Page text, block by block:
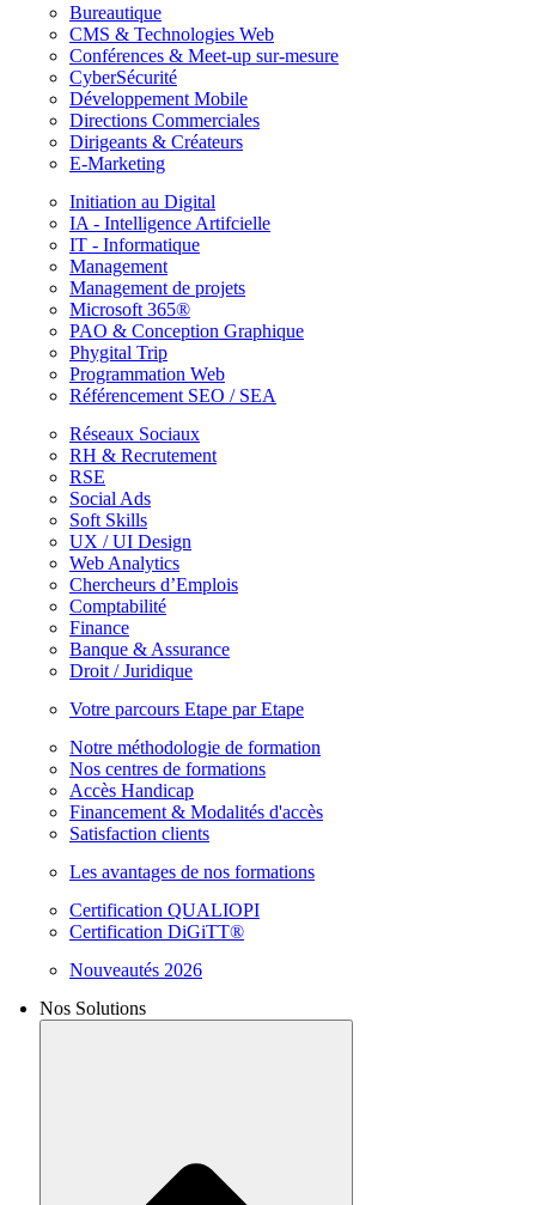
Bureautique
CMS & Technologies Web
Conférences & Meet-up sur-mesure
CyberSécurité
Développement Mobile
Directions Commerciales
Dirigeants & Créateurs
E-Marketing
Initiation au Digital
IA - Intelligence Artifcielle
IT - Informatique
Management
Management de projets
Microsoft 365®
PAO & Conception Graphique
Phygital Trip
Programmation Web
Référencement SEO / SEA
Réseaux Sociaux
RH & Recrutement
RSE
Social Ads
Soft Skills
UX / UI Design
Web Analytics
Chercheurs d’Emplois
Comptabilité
Finance
Banque & Assurance
Droit / Juridique
Votre parcours Etape par Etape
Notre méthodologie de formation
Nos centres de formations
Accès Handicap
Financement & Modalités d'accès
Satisfaction clients
Les avantages de nos formations
Certification QUALIOPI
Certification DiGiTT®
Nouveautés 2026
Nos Solutions